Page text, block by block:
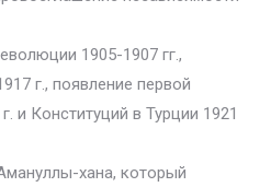
1905-1907 гг.,
г., появление первой
и Конституций в Турции 1921
хана, который